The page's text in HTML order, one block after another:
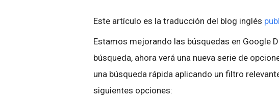
Este artículo es la traducción del blog inglés
Estamos mejorando las búsquedas en Google
búsqueda, ahora verá una nueva serie de
una búsqueda rápida aplicando un filtro
siguientes opciones: